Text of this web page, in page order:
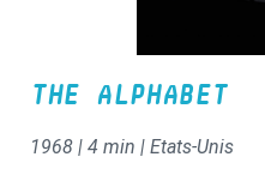
THE ALPHABET
1968 | 4 min | Etats-Unis